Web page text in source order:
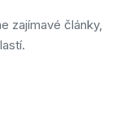
zajímavé články,